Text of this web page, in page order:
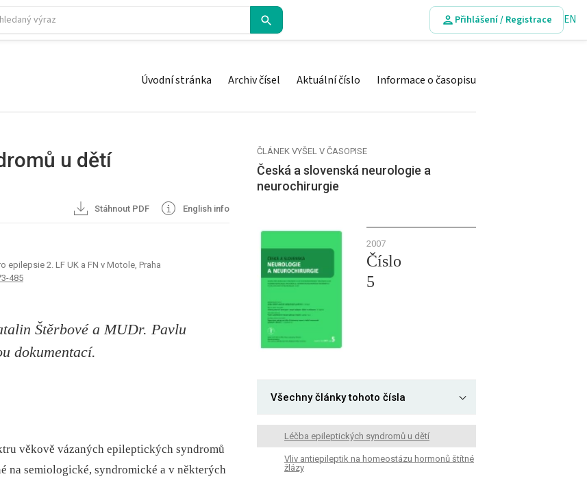
Přihlášení / Registrace EN
Úvodní stránka Archiv čísel Aktuální číslo Informace o časopisu
u dětí
Stáhnout PDF English info
2. LF UK a FN v Motole, Praha
485
Štěrbové a MUDr. Pavlu
dokumentací.
věkově vázaných epileptických syndromů
na semiologické, syndromické a v některých
ČLÁNEK VYŠEL V ČASOPISE
Česká a slovenská neurologie a
neurochirurgie
2007
Číslo
5
Všechny články tohoto čísla
Léčba epileptických syndromů u dětí
Vliv antiepileptik na homeostázu hormonů štítné
žlázy